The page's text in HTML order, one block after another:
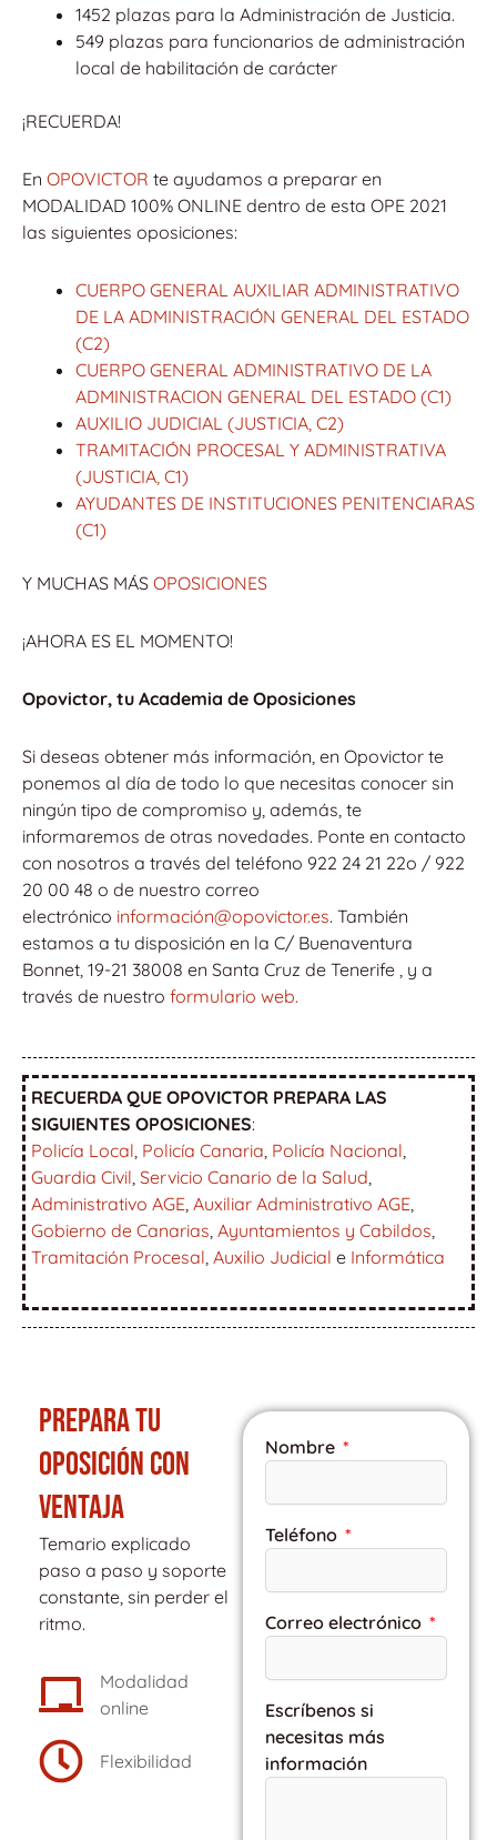
1452 plazas para la Administración de Justicia.
549 plazas para funcionarios de administración
local de habilitación de carácter
¡RECUERDA!
En OPOVICTOR te ayudamos a preparar en
MODALIDAD 100% ONLINE dentro de esta OPE 2021
las siguientes oposiciones:
CUERPO GENERAL AUXILIAR ADMINISTRATIVO
DE LA ADMINISTRACIÓN GENERAL DEL ESTADO
(C2)
CUERPO GENERAL ADMINISTRATIVO DE LA
ADMINISTRACION GENERAL DEL ESTADO (C1)
AUXILIO JUDICIAL (JUSTICIA, C2)
TRAMITACIÓN PROCESAL Y ADMINISTRATIVA
(JUSTICIA, C1)
AYUDANTES DE INSTITUCIONES PENITENCIARAS
(C1)
Y MUCHAS MÁS OPOSICIONES
¡AHORA ES EL MOMENTO!
Opovictor, tu Academia de Oposiciones
Si deseas obtener más información, en Opovictor te
ponemos al día de todo lo que necesitas conocer sin
ningún tipo de compromiso y, además, te
informaremos de otras novedades. Ponte en contacto
con nosotros a través del teléfono 922 24 21 22o / 922
20 00 48 o de nuestro correo
electrónico información@opovictor.es. También
estamos a tu disposición en la C/ Buenaventura
Bonnet, 19-21 38008 en Santa Cruz de Tenerife , y a
través de nuestro formulario web.
RECUERDA QUE OPOVICTOR PREPARA LAS
SIGUIENTES OPOSICIONES:
Policía Local Policía Canaria Policía Nacional
Guardia Civil Servicio Canario de la Salud
Administrativo AGE Auxiliar Administrativo AGE
Gobierno de Canarias Ayuntamientos y Cabildos
Tramitación Procesal Auxilio Judicial e Informática
PREPARA TU
OPOSICIÓN CON
VENTAJA
Temario explicado
paso a paso y soporte
constante, sin perder el
ritmo.
Modalidad
online
Flexibilidad
Nombre
Teléfono
Correo electrónico
Escríbenos si
necesitas más
información